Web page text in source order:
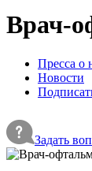
Врач-
Пресса о
Новости
Задать